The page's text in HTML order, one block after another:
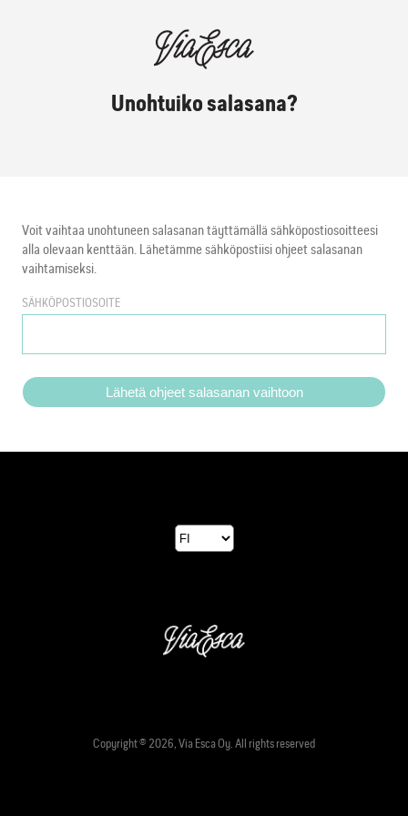
Unohtuiko salasana?
Voit vaihtaa unohtuneen salasanan täyttämällä sähköpostiosoitteesi
alla olevaan kenttään. Lähetämme sähköpostiisi ohjeet salasanan
vaihtamiseksi.
SÄHKÖPOSTIOSOITE
Copyright © 2026, Via Esca Oy. All rights reserved